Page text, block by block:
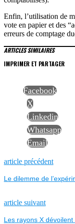
Enfin, l’utilisation de
vote en papier et des
erreurs de comptage
ARTICLES SIMILAIRES
IMPRIMER ET PARTAGER
Facebook
X
Linkedin
Whatsapp
Email
NAVIGATION
DE
L’ARTICLE
article précédentPrevious
Le dilemme de
article suivantNext
Les rayons X